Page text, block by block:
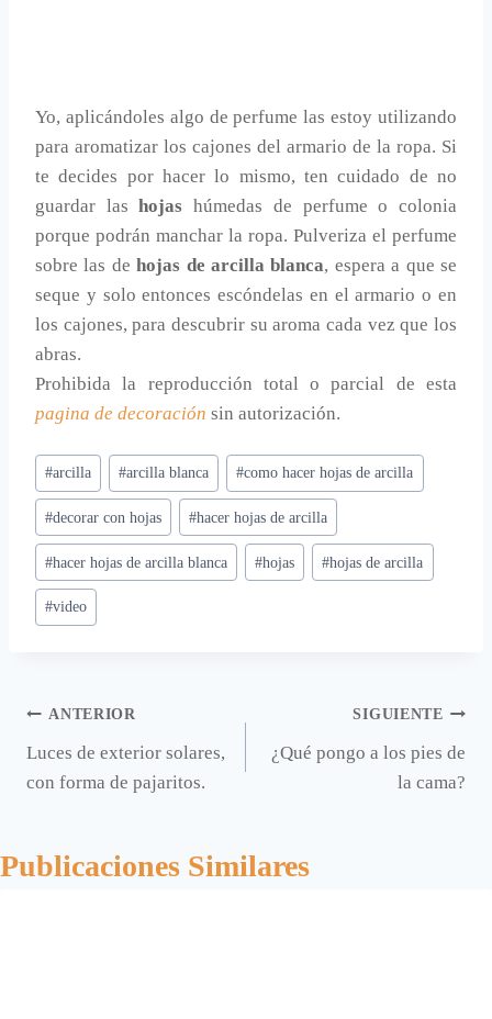
Yo, aplicándoles algo de perfume las estoy utilizando
para aromatizar los cajones del armario de la ropa. Si
te decides por hacer lo mismo, ten cuidado de no
guardar lashojas húmedas de perfume o colonia
porque podrán manchar la ropa. Pulveriza el perfume
sobre las dehojas de arcilla blanca, espera a que se
seque y solo entonces escóndelas en el armario o en
los cajones, para descubrir su aroma cada vez que los
abras.
Prohibida la reproducción total o parcial de esta
pagina de decoración sin autorización.
Etiquetas
de
la
entrada:
#arcilla #arcilla blanca #como hacer hojas de arcilla
#decorar con hojas #hacer hojas de arcilla
#hacer hojas de arcilla blanca #hojas #hojas de arcilla
#video
Navegación
de
ANTERIOR
Luces de exterior solares,
con forma de pajaritos.
SIGUIENTE
¿Qué pongo a los pies de
la cama?
Publicaciones Similares